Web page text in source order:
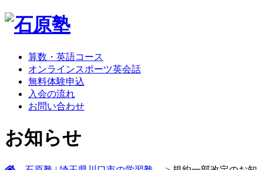
算数・英語コース
オンラインスポーツ英会話
無料体験申込
入会の流れ
お問い合わせ
お知らせ